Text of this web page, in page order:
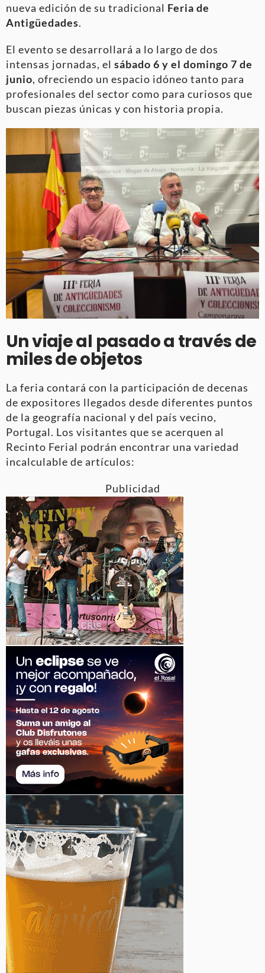
nueva edición de su tradicional Feria de
Antigüedades.
El evento se desarrollará a lo largo de dos
intensas jornadas, el sábado 6 y el domingo 7 de
junio, ofreciendo un espacio idóneo tanto para
profesionales del sector como para curiosos que
buscan piezas únicas y con historia propia.
Un viaje al pasado a través de
miles de objetos
La feria contará con la participación de decenas
de expositores llegados desde diferentes puntos
de la geografía nacional y del país vecino,
Portugal. Los visitantes que se acerquen al
Recinto Ferial podrán encontrar una variedad
incalculable de artículos:
Publicidad